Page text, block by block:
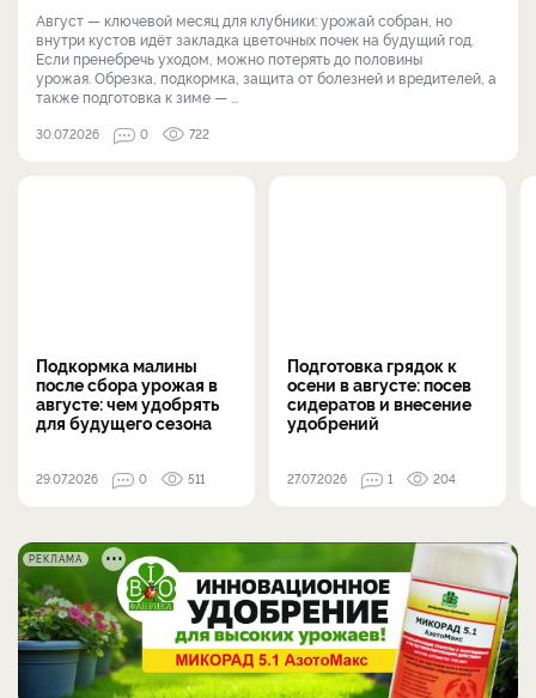
Август — ключевой месяц для клубники: урожай собран, но
внутри кустов идёт закладка цветочных почек на будущий год.
Если пренебречь уходом, можно потерять до половины
урожая. Обрезка, подкормка, защита от болезней и вредителей, а
также подготовка к зиме — ...
30.07.2026 0 722
Подкормка малины
после сбора урожая в
августе: чем удобрять
для будущего сезона
29.07.2026 0 511
Подготовка грядок к
осени в августе: посев
сидератов и внесение
удобрений
27.07.2026 1 204
РЕКЛАМА